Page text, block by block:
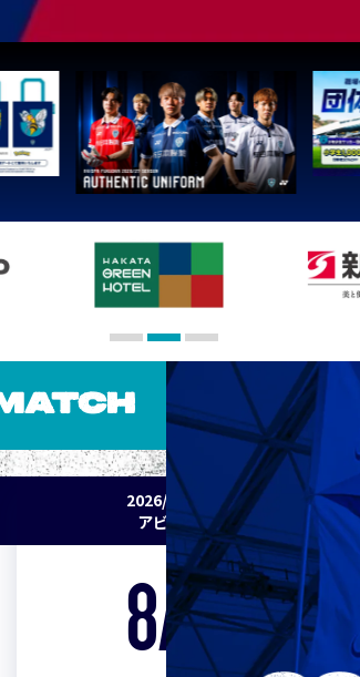
2026/27 明治安田J1リーグ 第2節
アビスパ福岡 vs セレッソ大阪
8/15Sat. 19:00